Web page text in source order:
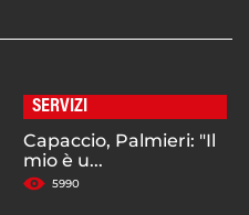
SERVIZI
Capaccio, Palmieri: "Il
mio è u...
5990